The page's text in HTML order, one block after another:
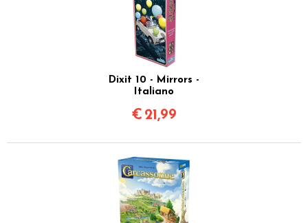
Dixit 10 - Mirrors -
Italiano
€ 21,99